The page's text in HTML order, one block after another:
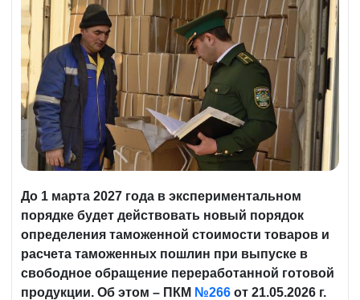
До 1 марта 2027 года в экспериментальном
порядке будет действовать новый порядок
определения таможенной стоимости товаров и
расчета таможенных пошлин при выпуске в
свободное обращение переработанной готовой
продукции. Об этом – ПКМ №266 от 21.05.2026 г.